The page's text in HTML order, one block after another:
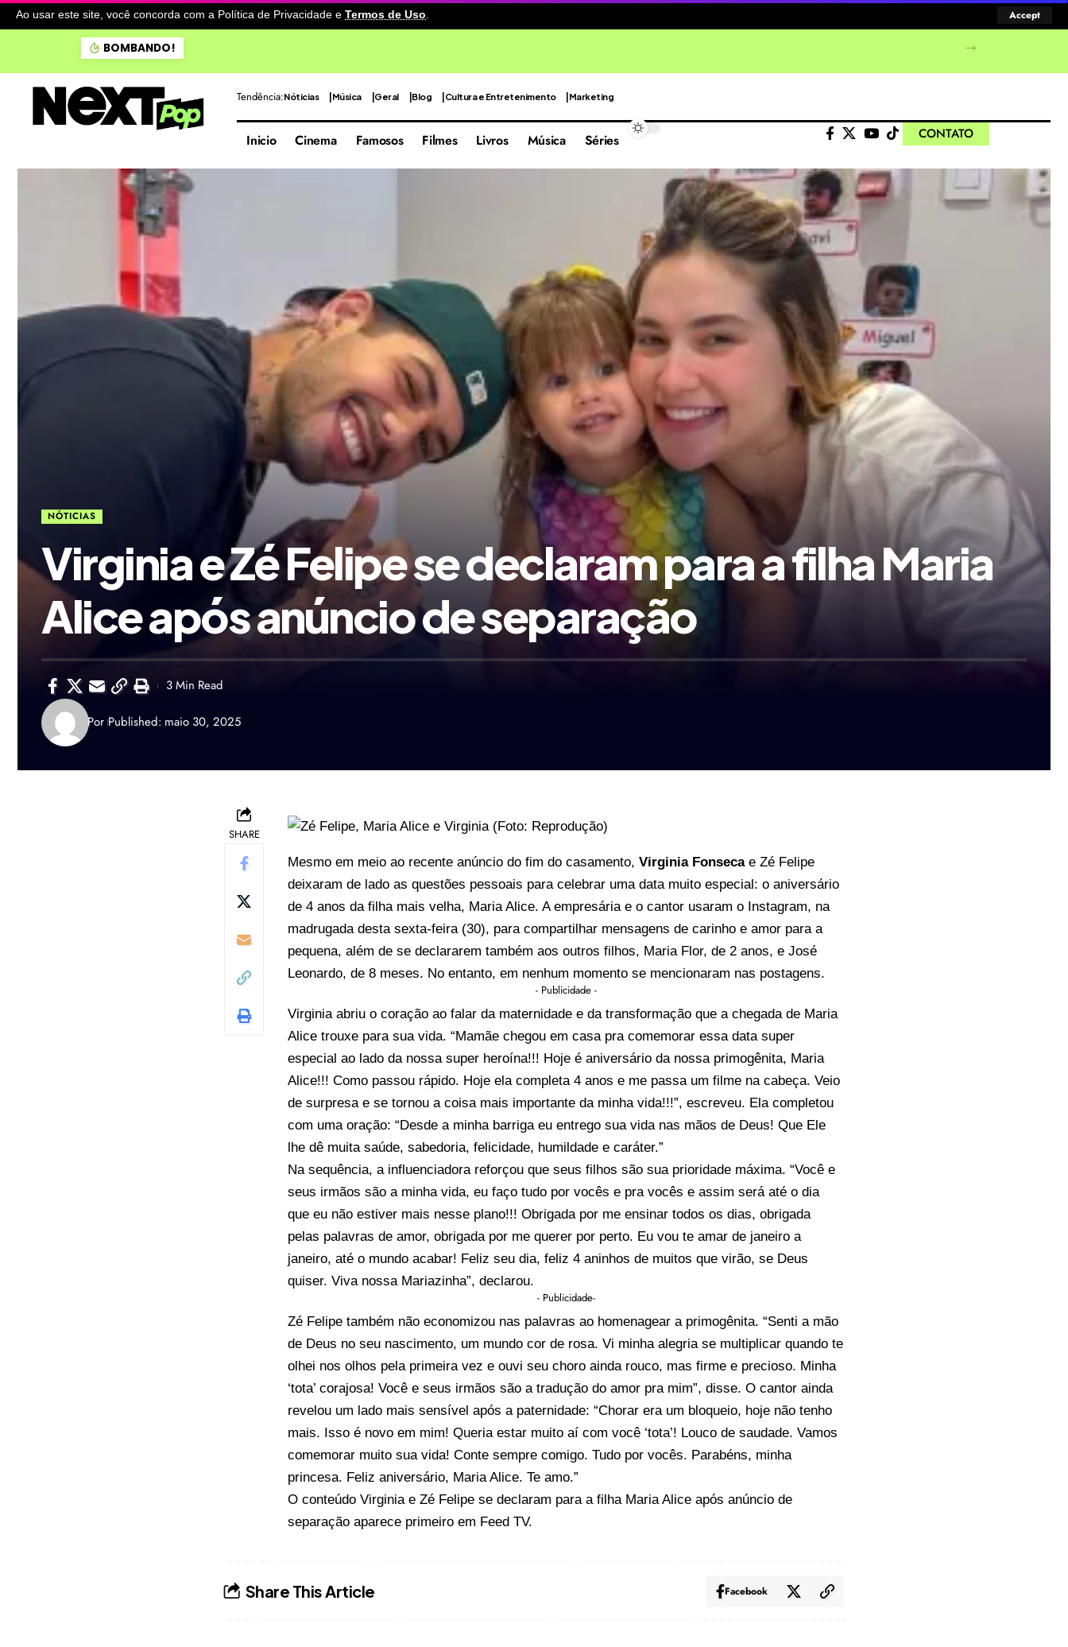
Ao usar este site, você concorda com a Política de Privacidade e Termos de Uso. Accept
BOMBANDO!
Tendência:Nóticias Música Geral Blog Cultura e Entretenimento Marketing
Inicio Cinema Famosos Filmes Livros Música Séries CONTATO
NÓTICIAS
Virginia e Zé Felipe se declaram para a filha Maria
Alice após anúncio de separação
Por Published: maio 30, 2025
3 Min Read
SHARE
Mesmo em meio ao recente anúncio do fim do casamento, Virginia Fonsecae Zé Felipe
deixaram de lado as questões pessoais para celebrar uma data muito especial: o aniversário
de 4 anos da filha mais velha, Maria Alice. A empresária e o cantor usaram o Instagram, na
madrugada desta sexta-feira (30), para compartilhar mensagens de carinho e amor para a
pequena, além de se declararem também aos outros filhos, Maria Flor, de 2 anos, e José
Leonardo, de 8 meses. No entanto, em nenhum momento se mencionaram nas postagens.
- Publicidade -
Virginia abriu o coração ao falar da maternidade e da transformação que a chegada de Maria
Alice trouxe para sua vida. “Mamãe chegou em casa pra comemorar essa data super
especial ao lado da nossa super heroína!!! Hoje é aniversário da nossa primogênita, Maria
Alice!!! Como passou rápido. Hoje ela completa 4 anos e me passa um filme na cabeça. Veio
de surpresa e se tornou a coisa mais importante da minha vida!!!”, escreveu. Ela completou
com uma oração: “Desde a minha barriga eu entrego sua vida nas mãos de Deus! Que Ele
lhe dê muita saúde, sabedoria, felicidade, humildade e caráter.”
Na sequência, a influenciadora reforçou que seus filhos são sua prioridade máxima. “Você e
seus irmãos são a minha vida, eu faço tudo por vocês e pra vocês e assim será até o dia
que eu não estiver mais nesse plano!!! Obrigada por me ensinar todos os dias, obrigada
pelas palavras de amor, obrigada por me querer por perto. Eu vou te amar de janeiro a
janeiro, até o mundo acabar! Feliz seu dia, feliz 4 aninhos de muitos que virão, se Deus
quiser. Viva nossa Mariazinha”, declarou.
- Publicidade-
Zé Felipe também não economizou nas palavras ao homenagear a primogênita. “Senti a mão
de Deus no seu nascimento, um mundo cor de rosa. Vi minha alegria se multiplicar quando te
olhei nos olhos pela primeira vez e ouvi seu choro ainda rouco, mas firme e precioso. Minha
‘tota’ corajosa! Você e seus irmãos são a tradução do amor pra mim”, disse. O cantor ainda
revelou um lado mais sensível após a paternidade: “Chorar era um bloqueio, hoje não tenho
mais. Isso é novo em mim! Queria estar muito aí com você ‘tota’! Louco de saudade. Vamos
comemorar muito sua vida! Conte sempre comigo. Tudo por vocês. Parabéns, minha
princesa. Feliz aniversário, Maria Alice. Te amo.”
O conteúdo Virginia e Zé Felipe se declaram para a filha Maria Alice após anúncio de
separação aparece primeiro em Feed TV.
Share This Article Facebook